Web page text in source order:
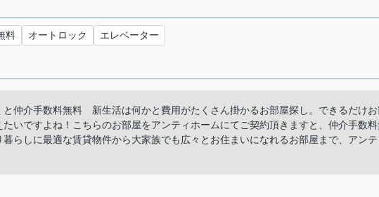
料 オートロック エレベーター
と仲介手数料無料 新生活は何かと費用がたくさん掛かるお部屋探し。できるだけお
いですよね！こちらのお部屋をアンティホームにてご契約頂きますと、仲介手数
らしに最適な賃貸物件から大家族でも広々とお住まいになれるお部屋まで、アンテ